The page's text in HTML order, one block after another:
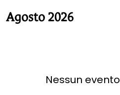
Agosto 2026
Nessun